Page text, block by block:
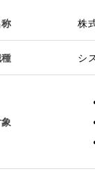
株
シ